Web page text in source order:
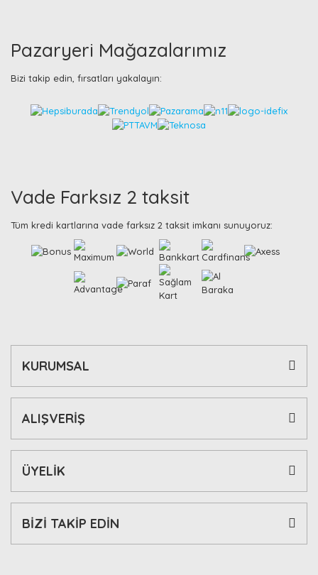
Pazaryeri Mağazalarımız
Bizi takip edin, fırsatları yakalayın:
Vade Farksız 2 taksit
Tüm kredi kartlarına vade farksız 2 taksit imkanı sunuyoruz:
KURUMSAL
ALIŞVERİŞ
ÜYELİK
BİZİ TAKİP EDİN